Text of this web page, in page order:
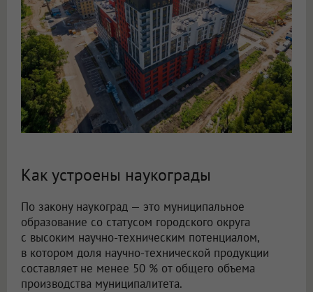
Как устроены наукограды
По закону наукоград — это муниципальное
образование со статусом городского округа
с высоким научно-техническим потенциалом,
в котором доля научно-технической продукции
составляет не менее 50 % от общего объема
производства муниципалитета.